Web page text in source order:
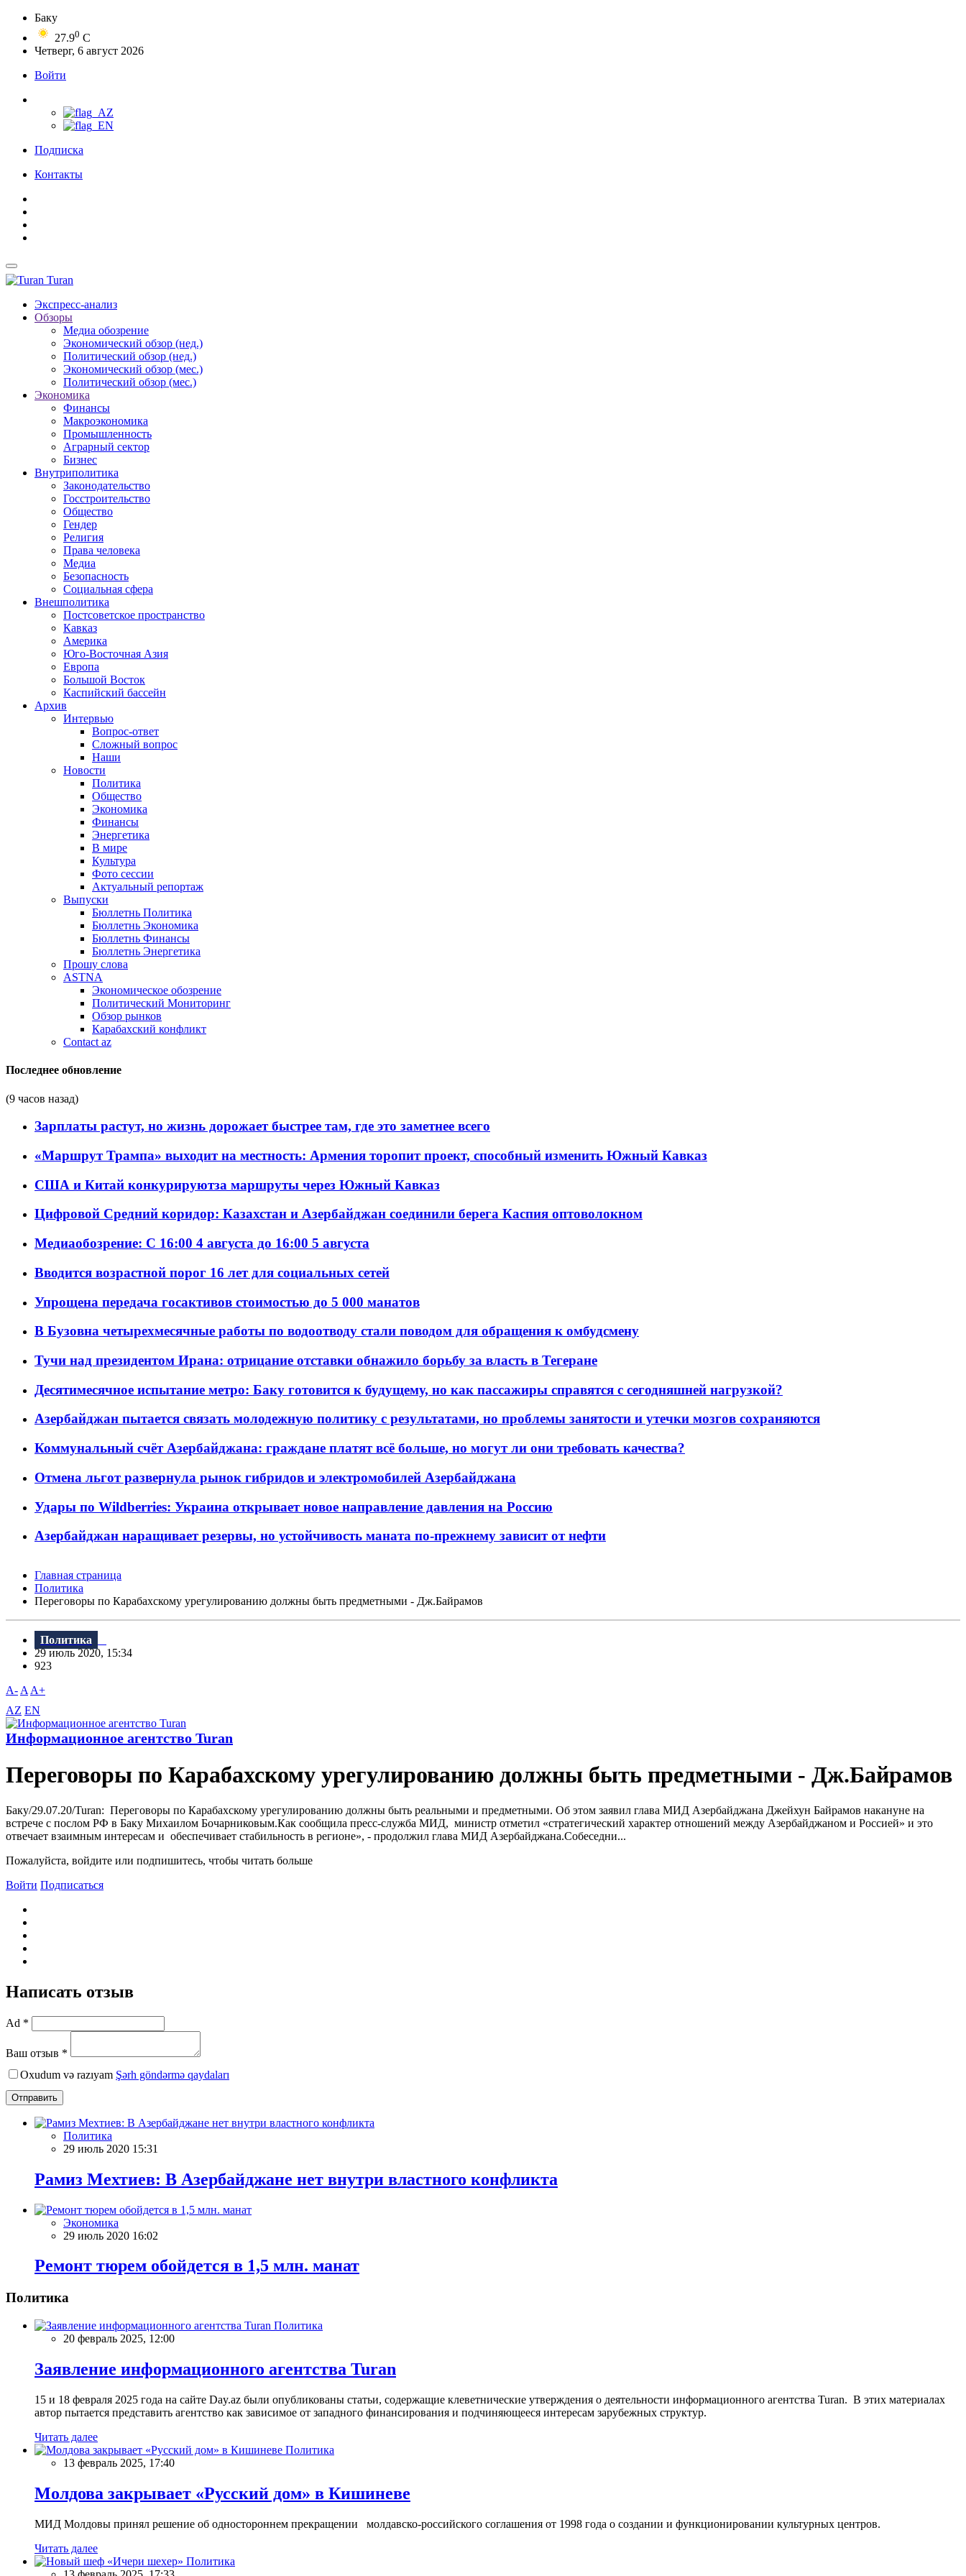
Баку
27.90 C
Четверг, 6 август 2026
Войти
Подписка
Контакты
Turan
Экспресс-анализ
Обзоры
Медиа обозрение
Экономический обзор (нед.)
Политический обзор (нед.)
Экономический обзор (мес.)
Политический обзор (мес.)
Экономика
Финансы
Макроэкономика
Промышленность
Аграрный сектор
Бизнес
Внутриполитика
Законодательство
Госстроительство
Общество
Гендер
Религия
Права человека
Медиа
Безопасность
Социальная сфера
Внешполитика
Постсоветское пространство
Кавказ
Америка
Юго-Восточная Азия
Европа
Большой Восток
Каспийский бассейн
Архив
Интервью
Вопрос-ответ
Сложный вопрос
Наши
Новости
Политика
Общество
Экономика
Финансы
Энергетика
В мире
Культура
Фото сессии
Актуальный репортаж
Выпуски
Бюллетнь Политика
Бюллетнь Экономика
Бюллетнь Финансы
Бюллетнь Энергетика
Прошу слова
ASTNA
Экономическое обозрение
Политический Мониторинг
Обзор рынков
Карабахский конфликт
Contact az
Последнее обновление
(9 часов назад)
Зарплаты растут, но жизнь дорожает быстрее там, где это заметнее всего
«Маршрут Трампа» выходит на местность: Армения торопит проект, способный изменить Южный Кавказ
США и Китай конкурируютза маршруты через Южный Кавказ
Цифровой Средний коридор: Казахстан и Азербайджан соединили берега Каспия оптоволокном
Медиаобозрение: С 16:00 4 августа до 16:00 5 августа
Вводится возрастной порог 16 лет для социальных сетей
Упрощена передача госактивов стоимостью до 5 000 манатов
В Бузовна четырехмесячные работы по водоотводу стали поводом для обращения к омбудсмену
Тучи над президентом Ирана: отрицание отставки обнажило борьбу за власть в Тегеране
Десятимесячное испытание метро: Баку готовится к будущему, но как пассажиры справятся с сегодняшней нагрузкой?
Азербайджан пытается связать молодежную политику с результатами, но проблемы занятости и утечки мозгов сохраняются
Коммунальный счёт Азербайджана: граждане платят всё больше, но могут ли они требовать качества?
Отмена льгот развернула рынок гибридов и электромобилей Азербайджана
Удары по Wildberries: Украина открывает новое направление давления на Россию
Азербайджан наращивает резервы, но устойчивость маната по-прежнему зависит от нефти
Главная страница
Политика
Переговоры по Карабахскому урегулированию должны быть предметными - Дж.Байрамов
Политика
29 июль 2020, 15:34
923
A- A A+
AZ EN
Информационное агентство Turan
Переговоры по Карабахскому урегулированию должны быть предметными - Дж.Байрамов
Баку/29.07.20/Turan: Переговоры по Карабахскому урегулированию должны быть реальными и предметными. Об этом заявил глава МИД Азербайджана Джейхун Байрамов накануне на
встрече с послом РФ в Баку Михаилом Бочарниковым.Как сообщила пресс-служба МИД, министр отметил «стратегический характер отношений между Азербайджаном и Россией» и это
отвечает взаимным интересам и обеспечивает стабильность в регионе», - продолжил глава МИД Азербайджана.Собеседни...
Пожалуйста, войдите или подпишитесь, чтобы читать больше
Войти Подписаться
Написать отзыв
Ad *
Ваш отзыв *
Oxudum və razıyam Şərh göndərmə qaydaları
Отправить
Политика
29 июль 2020 15:31
Рамиз Мехтиев: В Азербайджане нет внутри властного конфликта
Экономика
29 июль 2020 16:02
Ремонт тюрем обойдется в 1,5 млн. манат
Политика
Политика
20 февраль 2025, 12:00
Заявление информационного агентства Turan
15 и 18 февраля 2025 года на сайте Day.az были опубликованы статьи, содержащие клеветнические утверждения о деятельности информационного агентства Turan. В этих материалах
автор пытается представить агентство как зависимое от западного финансирования и подчиняющееся интересам зарубежных структур.
Читать далее
Политика
13 февраль 2025, 17:40
Молдова закрывает «Русский дом» в Кишиневе
МИД Молдовы принял решение об одностороннем прекращении молдавско-российского соглашения от 1998 года о создании и функционировании культурных центров.
Читать далее
Политика